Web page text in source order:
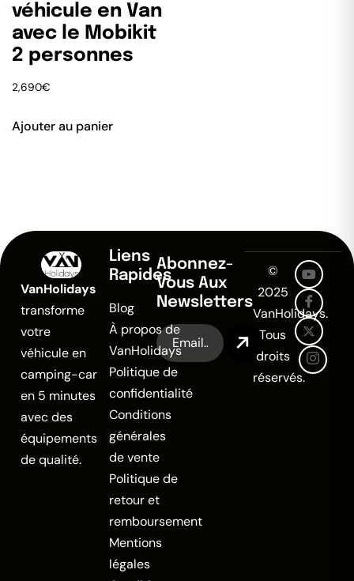
véhicule en Van
avec le Mobikit
2 personnes
2,690€
Ajouter au panier
VanHolidays
transforme
votre
véhicule en
camping-car
en 5 minutes
avec des
équipements
de qualité.
Liens
Rapides
Blog
À propos de
VanHolidays
Politique de
confidentialité
Conditions
générales
de vente
Politique de
retour et
remboursement
Mentions
légales
Abonnez-
Vous Aux
Newsletters
©
2025
VanHolidays.
Tous
droits
réservés.